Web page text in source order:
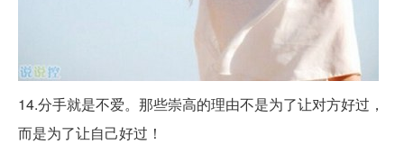
14.分手就是不爱。那些崇高的理由不是为了让对方好过，
而是为了让自己好过！